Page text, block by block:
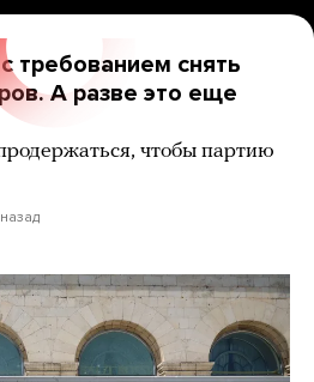
требованием снять
А разве это еще
чтобы партию